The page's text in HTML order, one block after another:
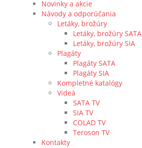
Novinky a akcie
Návody a odporúčania
Letáky, brožúry
Letáky, brožúry SATA
Letáky, brožúry SIA
Plagáty
Plagáty SATA
Plagáty SIA
Kompletné katalógy
Videá
SATA TV
SIA TV
COLAD TV
Teroson TV
Kontakty